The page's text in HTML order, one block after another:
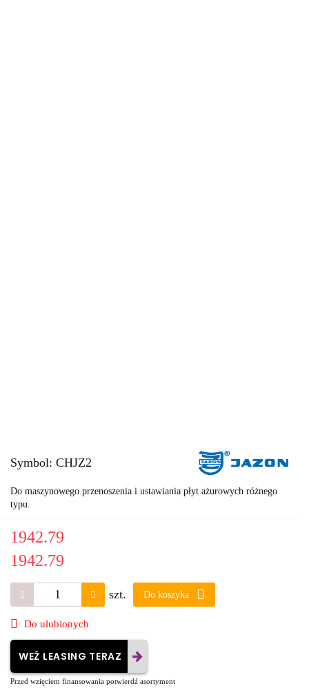
Symbol: CHJZ2
Do maszynowego przenoszenia i ustawiania płyt ażurowych różnego
typu.
1942.79
1942.79
szt. Do koszyka
Do ulubionych
WEŹ LEASING TERAZ
Przed wzięciem finansowania potwierdź asortyment